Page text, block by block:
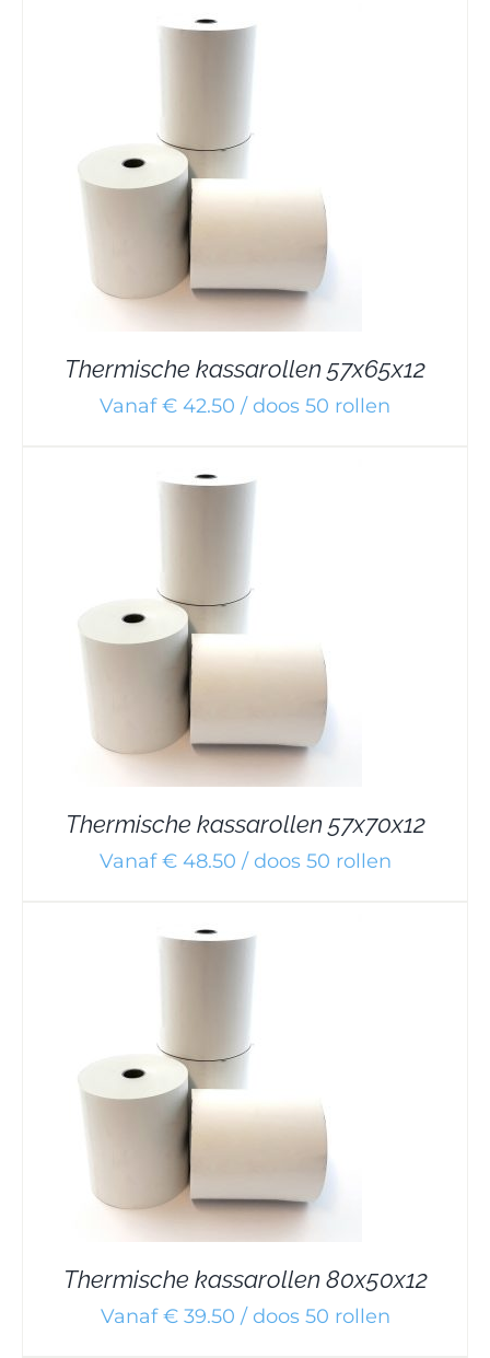
Thermische kassarollen 57x65x12
Vanaf € 42.50 / doos 50 rollen
Thermische kassarollen 57x70x12
Vanaf € 48.50 / doos 50 rollen
Thermische kassarollen 80x50x12
Vanaf € 39.50 / doos 50 rollen